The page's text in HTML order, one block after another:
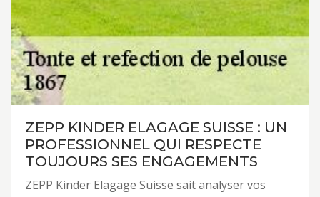
ZEPP KINDER ELAGAGE SUISSE : UN
PROFESSIONNEL QUI RESPECTE
TOUJOURS SES ENGAGEMENTS
ZEPP Kinder Elagage Suisse sait analyser vos